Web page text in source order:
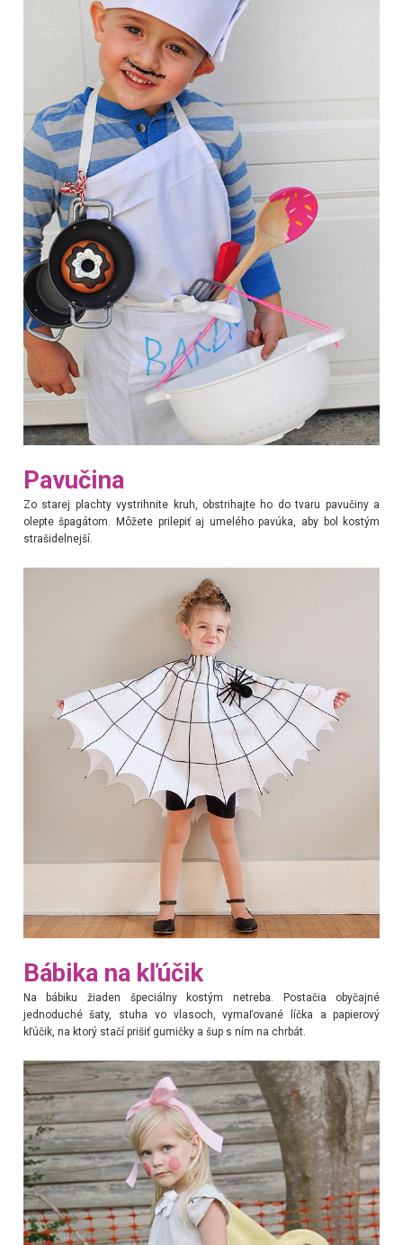
Pavučina
Zo starej plachty vystrihnite kruh, obstrihajte ho do tvaru pavučiny a
olepte špagátom. Môžete prilepiť aj umelého pavúka, aby bol kostým
strašidelnejší.
Bábika na kľúčik
Na bábiku žiaden špeciálny kostým netreba. Postačia obyčajné
jednoduché šaty, stuha vo vlasoch, vymaľované líčka a papierový
kľúčik, na ktorý stačí prišiť gumičky a šup s ním na chrbát.